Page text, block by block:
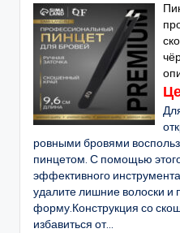
ровными бровями
пинцетом. С помощью
эффективного
удалите лишние волоски и
форму.Конструкция со
избавиться от...